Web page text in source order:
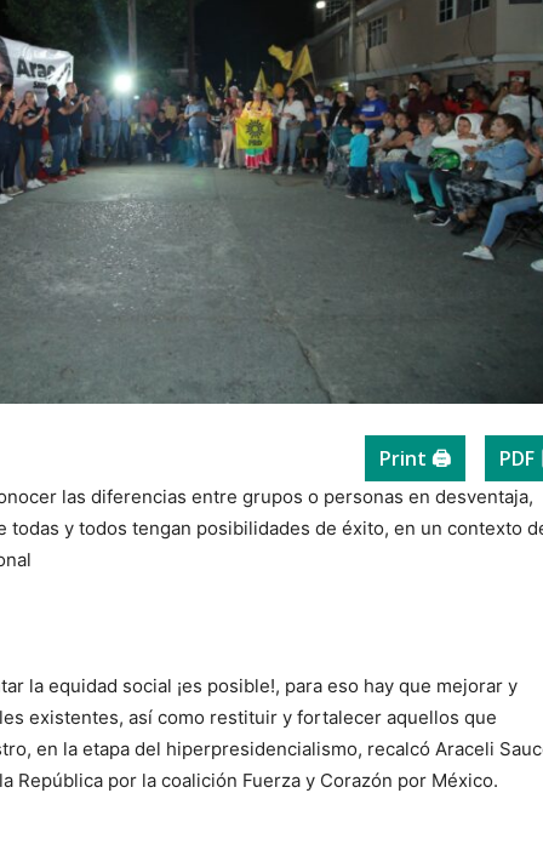
Print 🖨 PDF
las diferencias entre grupos o personas en desventaja,
todas y todos tengan posibilidades de éxito, en un contexto
la equidad social ¡es posible!, para eso hay que mejorar y
existentes, así como restituir y fortalecer aquellos que
en la etapa del hiperpresidencialismo, recalcó Araceli
República por la coalición Fuerza y Corazón por México.